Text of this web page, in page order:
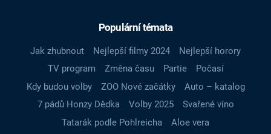
Populární témata
Jak zhubnout Nejlepší filmy 2024
Nejlepší horory
TV program
Změna času Partie
Počasí
Kdy budou volby
ZOO Nové začátky
Auto – katalog
7 pádů Honzy Dědka
Volby 2025
Svařené víno
Tatarák podle Pohlreicha
Aloe vera